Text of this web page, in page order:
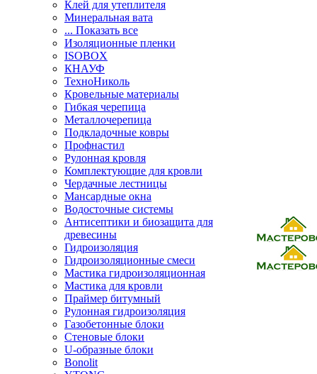
Клей для утеплителя
Минеральная вата
... Показать все
Изоляционные пленки
ISOBOX
КНАУФ
ТехноНиколь
Кровельные материалы
Гибкая черепица
Металлочерепица
Подкладочные ковры
Профнастил
Рулонная кровля
Комплектующие для кровли
Чердачные лестницы
Мансардные окна
Водосточные системы
Антисептики и биозащита для
древесины
Гидроизоляция
Гидроизоляционные смеси
Мастика гидроизоляционная
Мастика для кровли
Праймер битумный
Рулонная гидроизоляция
Газобетонные блоки
Стеновые блоки
U-образные блоки
Bonolit